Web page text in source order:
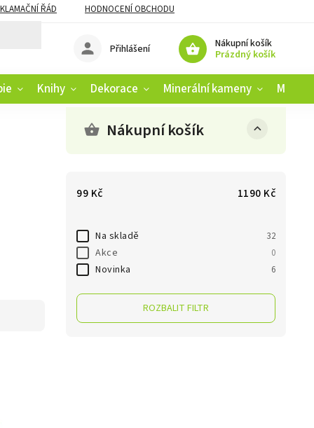
ŘÁD HODNOCENÍ OBCHODU
Nákupní košík
Prázdný košík
Přihlášení
Knihy Dekorace Minerální kameny
Nákupní košík
99 Kč 1190 Kč
Na skladě 32
Akce 0
Novinka 6
ROZBALIT FILTR